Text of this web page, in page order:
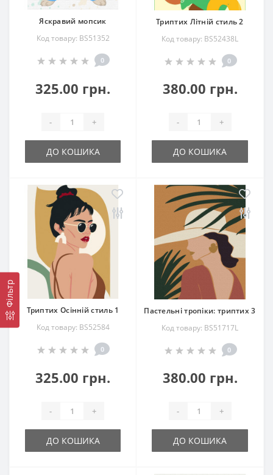
Фільтр
Яскравий мопсик
Код товару: BS51352
0
325.00 грн.
- +
ДО КОШИКА
Триптих Літній стиль 2
Код товару: BS52438L
0
380.00 грн.
- +
ДО КОШИКА
Триптих Осінній стиль 1
Код товару: BS52584
0
325.00 грн.
- +
ДО КОШИКА
Пастельні тропіки: триптих 3
Код товару: BS51717L
0
380.00 грн.
- +
ДО КОШИКА